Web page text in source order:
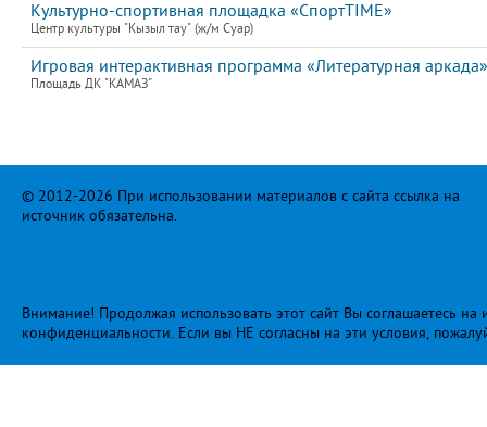
Культурно-спортивная площадка «СпортTIME»
Центр культуры "Кызыл тау" (ж/м Суар)
Игровая интерактивная программа «Литературная
Площадь ДК "КАМАЗ"
© 2012-2026 При использовании материалов с сайта ссылка на
источник обязательна.
Внимание! Продолжая использовать этот сайт Вы соглашаетесь
конфиденциальности. Если вы НЕ согласны на эти условия,